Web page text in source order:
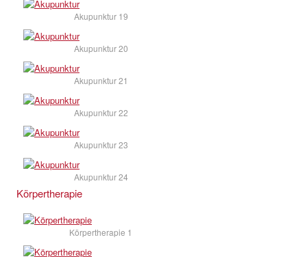
Akupunktur 19
Akupunktur 20
Akupunktur 21
Akupunktur 22
Akupunktur 23
Akupunktur 24
Körpertherapie
Körpertherapie 1